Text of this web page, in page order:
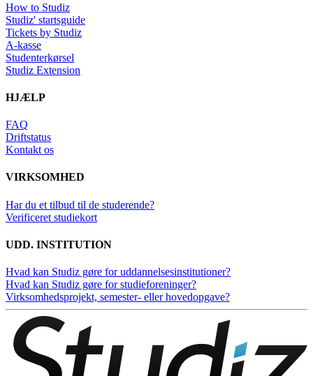
How to Studiz
Studiz' startsguide
Tickets by Studiz
A-kasse
Studenterkørsel
Studiz Extension
HJÆLP
FAQ
Driftstatus
Kontakt os
VIRKSOMHED
Har du et tilbud til de studerende?
Verificeret studiekort
UDD. INSTITUTION
Hvad kan Studiz gøre for uddannelsesinstitutioner?
Hvad kan Studiz gøre for studieforeninger?
Virksomhedsprojekt, semester- eller hovedopgave?